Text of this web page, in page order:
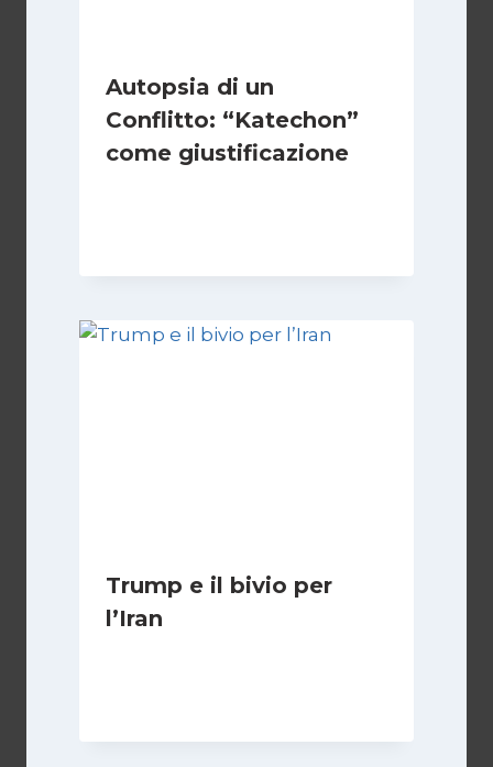
Autopsia di un
Conflitto: “Katechon”
come giustificazione
Trump e il bivio per
l’Iran